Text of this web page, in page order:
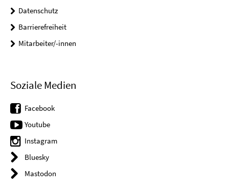
Datenschutz
Barrierefreiheit
Mitarbeiter/-innen
Soziale Medien
Facebook
Youtube
Instagram
Bluesky
Mastodon